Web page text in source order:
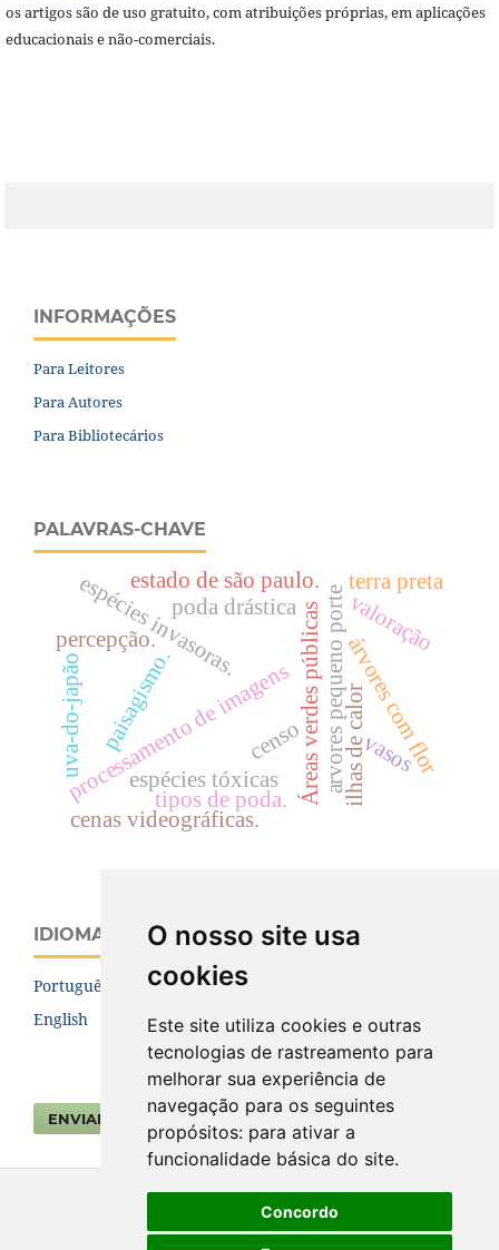
O nosso site usa
cookies
Este site utiliza cookies e outras
tecnologias de rastreamento para
melhorar sua experiência de
navegação para os seguintes
propósitos: para ativar a
funcionalidade básica do site.
Concordo
os artigos são de uso gratuito, com atribuições próprias, em aplicações
educacionais e não-comerciais.
INFORMAÇÕES
Para Leitores
Para Autores
Para Bibliotecários
PALAVRAS-CHAVE
Áreas verdes públicas
processamento de imagens
espécies tóxicas
espécies invasoras.
estado de são paulo.
arvores pequeno porte
tipos de poda.
paisagismo.
cenas videográficas.
censo árvores com flor
poda drástica
ilhas de calor
valoração
percepção.
terra preta
vasos
uva-do-japão
IDIOMA
Português (Brasil)
English
ENVIAR SUBMISSÃO